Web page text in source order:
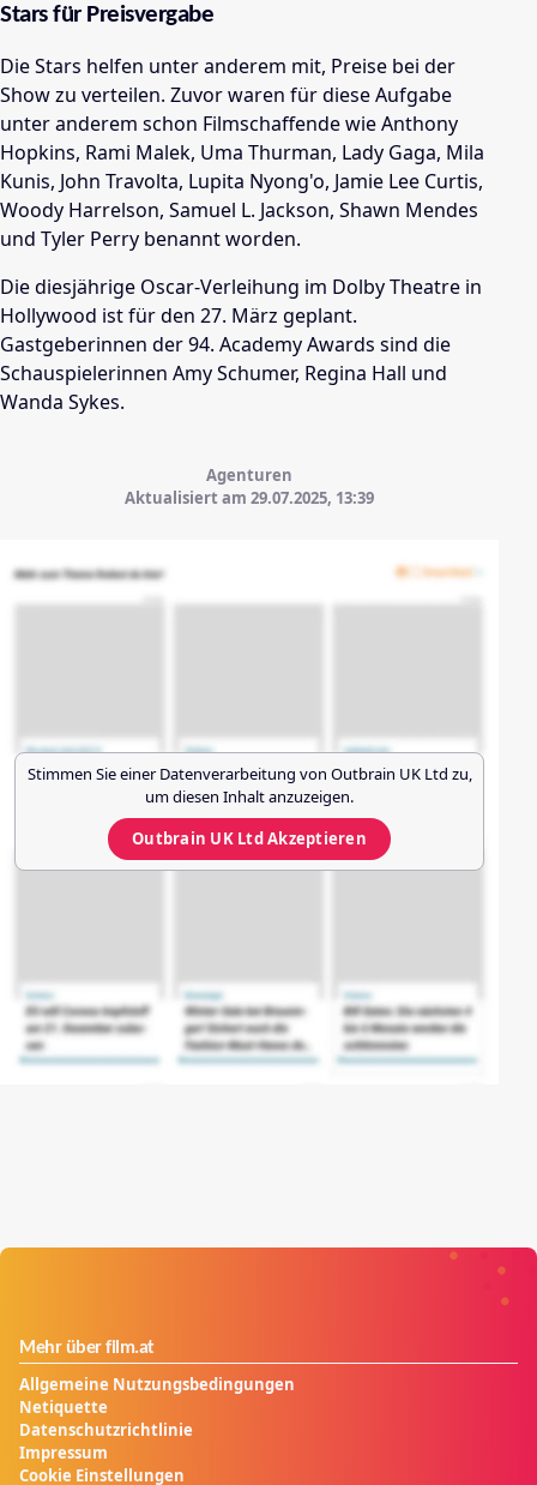
Stars für Preisvergabe
Die Stars helfen unter anderem mit, Preise bei der
Show zu verteilen. Zuvor waren für diese Aufgabe
unter anderem schon Filmschaffende wie Anthony
Hopkins, Rami Malek, Uma Thurman, Lady Gaga, Mila
Kunis, John Travolta, Lupita Nyong'o, Jamie Lee Curtis,
Woody Harrelson, Samuel L. Jackson, Shawn Mendes
und Tyler Perry benannt worden.
Die diesjährige Oscar-Verleihung im Dolby Theatre in
Hollywood ist für den 27. März geplant.
Gastgeberinnen der 94. Academy Awards sind die
Schauspielerinnen Amy Schumer, Regina Hall und
Wanda Sykes.
Agenturen
Aktualisiert am 29.07.2025, 13:39
Stimmen Sie einer Datenverarbeitung von Outbrain UK Ltd zu,
um diesen Inhalt anzuzeigen.
Outbrain UK Ltd Akzeptieren
Mehr über film.at
Allgemeine Nutzungsbedingungen
Netiquette
Datenschutzrichtlinie
Impressum
Cookie Einstellungen